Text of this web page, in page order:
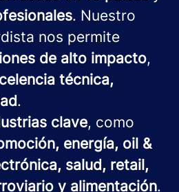
. Nuestro
nos permite
de alto impacto,
técnica,
.
clave, como
energía, oil &
salud, retail,
y alimentación.